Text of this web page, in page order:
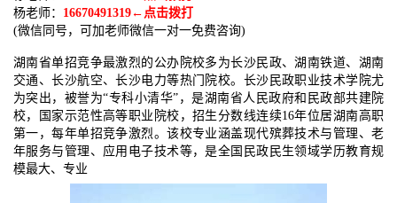
杨老师： 16670491319←点击拨打
(微信同号，可加老师微信一对一免费咨询)
湖南省单招竞争最激烈的公办院校多为长沙民政、湖南铁道、湖南
交通、长沙航空、长沙电力等热门院校。长沙民政职业技术学院尤
为突出，被誉为“专科小清华”，是湖南省人民政府和民政部共建院
校，国家示范性高等职业院校，招生分数线连续16年位居湖南高职
第一，每年单招竞争激烈。该校专业涵盖现代殡葬技术与管理、老
年服务与管理、应用电子技术等，是全国民政民生领域学历教育规
模最大、专业